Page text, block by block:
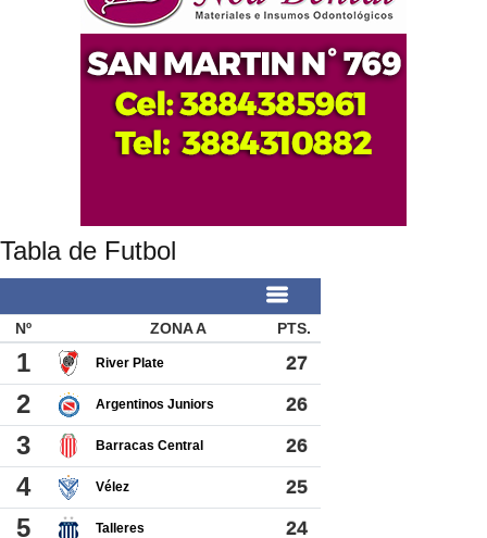
Tabla de Futbol